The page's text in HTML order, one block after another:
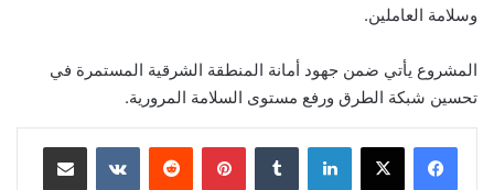
وسلامة العاملين.
المشروع يأتي ضمن جهود أمانة المنطقة الشرقية المستمرة في
تحسين شبكة الطرق ورفع مستوى السلامة المرورية.
لينكدإن بينتيريست